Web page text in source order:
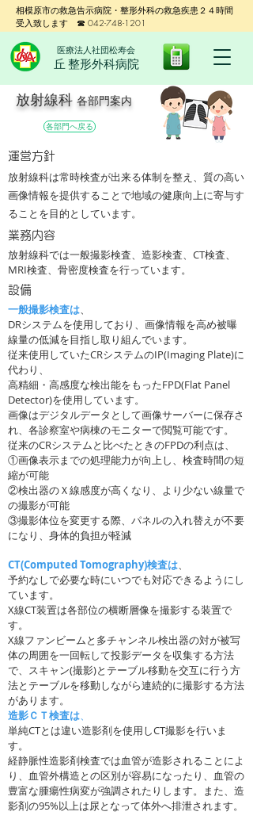
相模原市の救急告示病院・整形外科の救急疾患２４時間
受入致します ☎ 042-748-1201
医療法人社団松寿会
丘 整形外科病院
放射線科 各部門案内
各部門へ戻る
​運営方針
放射線科は常時検査が出来る体制を整え、質の高い
画像情報を提供することで地域の健康向上に寄与す
ることを目的としています。
業務内容
放射線科では一般撮影検査、造影検査、CT検査、
MRI検査、骨密度検査を行っています。
設備
一般撮影検査は、
DRシステムを使用しており、画像情報を高め被曝
線量の低減を目指し取り組んでいます。
従来使用していたCRシステムのIP(Imaging Plate)に
代わり、
高精細・高感度な検出能をもったFPD(Flat Panel
Detector)を使用しています。
画像はデジタルデータとして画像サーバーに保存さ
れ、各診察室や病棟のモニターで閲覧可能です。
従来のCRシステムと比べたときのFPDの利点は、
①画像表示までの処理能力が向上し、検査時間の短
縮が可能
②検出器のＸ線感度が高くなり、より少ない線量で
の撮影が可能
③撮影体位を変更する際、パネルの入れ替えが不要
になり、身体的負担が軽減
CT(Computed Tomography)検査は、
予約なしで必要な時にいつでも対応できるようにし
ています。
X線CT装置は各部位の横断層像を撮影する装置で
す。
X線ファンビームと多チャンネル検出器の対が被写
体の周囲を一回転して投影データを収集する方法
で、スキャン(撮影)とテーブル移動を交互に行う方
法とテーブルを移動しながら連続的に撮影する方法
があります。
造影ＣＴ検査は、
単純CTとは違い造影剤を使用しCT撮影を行いま
す。
経静脈性造影剤検査では血管が造影されることによ
り、血管外構造との区別が容易になったり、血管の
豊富な腫瘍性病変が強調されたりします。また、造
影剤の95%以上は尿となって体外へ排泄されます。